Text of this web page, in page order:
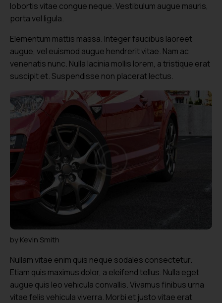
lobortis vitae congue neque. Vestibulum augue mauris,
porta vel ligula.
Elementum mattis massa. Integer faucibus laoreet
augue, vel euismod augue hendrerit vitae. Nam ac
venenatis nunc. Nulla lacinia mollis lorem, a tristique erat
suscipit et. Suspendisse non placerat lectus.
byKevin Smith
Nullam vitae enim quis neque sodales consectetur.
Etiam quis maximus dolor, a eleifend tellus. Nulla eget
augue quis leo vehicula convallis. Vivamus finibus urna
vitae felis vehicula viverra. Morbi et justo vitae erat